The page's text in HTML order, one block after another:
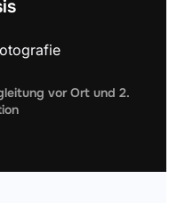
vor Ort und 2.